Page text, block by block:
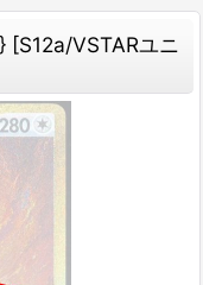
[S12a/VSTARユニ